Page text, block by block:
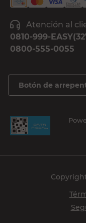
Atención al
0810-999-
0800-555-0055
Botón de